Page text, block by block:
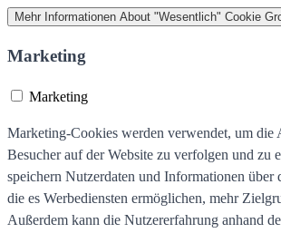
Mehr Informationen About "Wesentlich" Cookie
Marketing
Marketing
Marketing-Cookies werden verwendet, um die
Besucher auf der Website zu verfolgen und zu
speichern Nutzerdaten und Informationen über
die es Werbediensten ermöglichen, mehr
Außerdem kann die Nutzererfahrung anhand